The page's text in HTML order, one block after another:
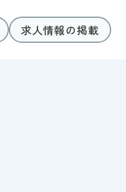
求人情報の掲載